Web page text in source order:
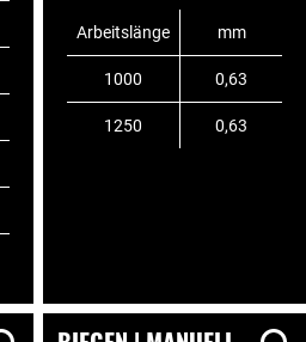
Arbeitslänge mm
1000 0,63
1250 0,63